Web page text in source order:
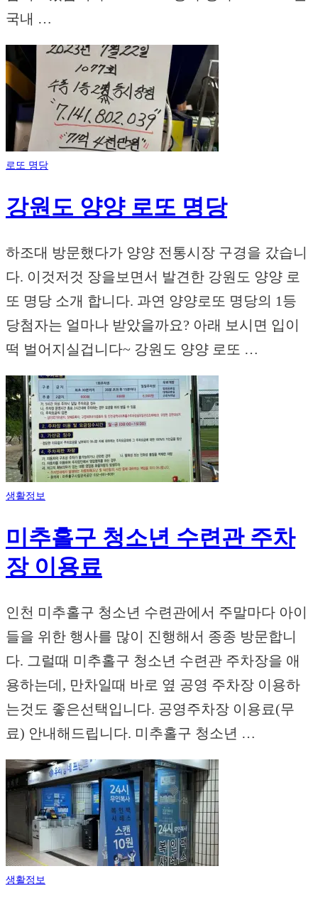
국내 …
로또 명당
강원도 양양 로또 명당
하조대 방문했다가 양양 전통시장 구경을 갔습니
다. 이것저것 장을보면서 발견한 강원도 양양 로
또 명당 소개 합니다. 과연 양양로또 명당의 1등
당첨자는 얼마나 받았을까요? 아래 보시면 입이
떡 벌어지실겁니다~ 강원도 양양 로또 …
생활정보
미추홀구 청소년 수련관 주차
장 이용료
인천 미추홀구 청소년 수련관에서 주말마다 아이
들을 위한 행사를 많이 진행해서 종종 방문합니
다. 그럴때 미추홀구 청소년 수련관 주차장을 애
용하는데, 만차일때 바로 옆 공영 주차장 이용하
는것도 좋은선택입니다. 공영주차장 이용료(무
료) 안내해드립니다. 미추홀구 청소년 …
생활정보